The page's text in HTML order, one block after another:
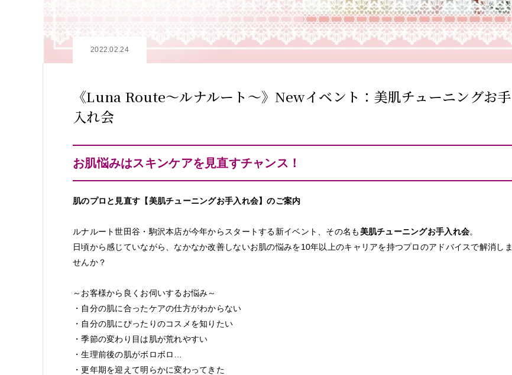
2022.02.24
《Luna Route〜ルナルート〜》Newイベント：美肌チューニングお手
入れ会
お肌悩みはスキンケアを見直すチャンス！
肌のプロと見直す【美肌チューニングお手入れ会】のご案内
ルナルート世田谷・駒沢本店が今年からスタートする新イベント、その名も美肌チューニングお手入れ会。
日頃から感じていながら、なかなか改善しないお肌の悩みを10年以上のキャリアを持つプロのアドバイスで解消しま
せんか？
～お客様から良くお伺いするお悩み～
・自分の肌に合ったケアの仕方がわからない
・自分の肌にぴったりのコスメを知りたい
・季節の変わり目は肌が荒れやすい
・生理前後の肌がボロボロ…
・更年期を迎えて明らかに変わってきた